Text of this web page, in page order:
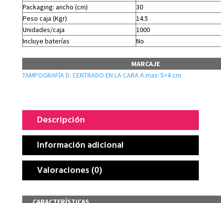
Packaging: ancho (cm)
30
Peso caja (Kgr)
14.5
Unidades/caja
1000
Incluye baterías
No
MARCAJE
TAMPOGRAFÍA D: CENTRADO EN LA CARA A.max: 5×4 cm
Descripción
Información adicional
Valoraciones (0)